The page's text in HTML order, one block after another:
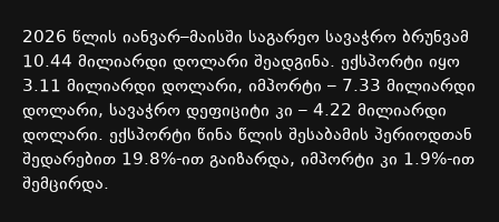
2026 წლის იანვარ–მაისში საგარეო სავაჭრო ბრუნვამ
10.44 მილიარდი დოლარი შეადგინა. ექსპორტი იყო
3.11 მილიარდი დოლარი, იმპორტი – 7.33 მილიარდი
დოლარი, სავაჭრო დეფიციტი კი – 4.22 მილიარდი
დოლარი. ექსპორტი წინა წლის შესაბამის პერიოდთან
შედარებით 19.8%-ით გაიზარდა, იმპორტი კი 1.9%-ით
შემცირდა.